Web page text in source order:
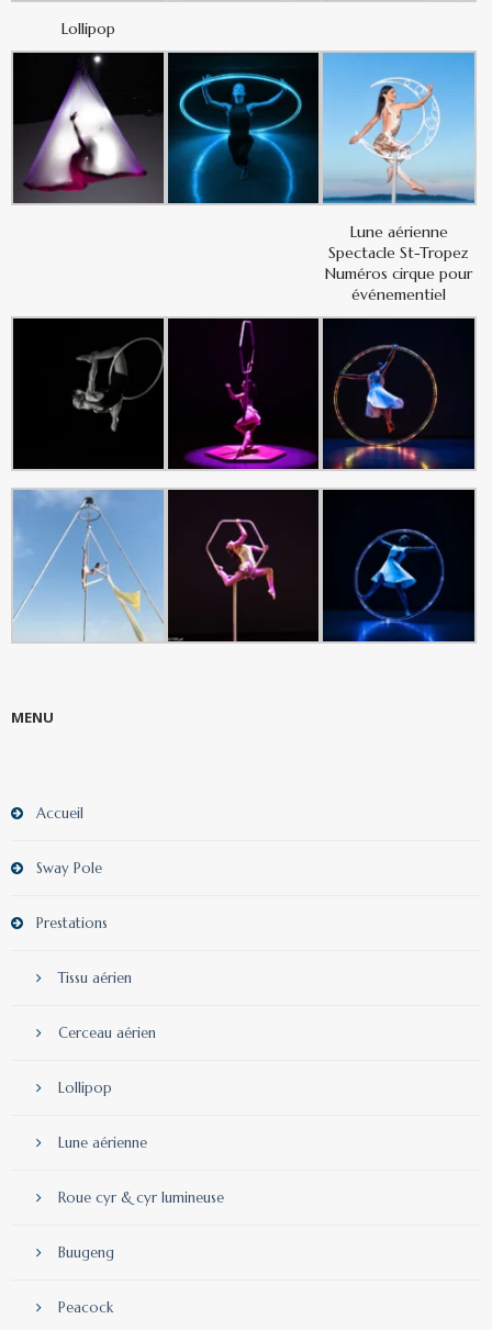
Lollipop
Lune aérienne
Spectacle St-Tropez
Numéros cirque pour
événementiel
MENU
Accueil
Sway Pole
Prestations
Tissu aérien
Cerceau aérien
Lollipop
Lune aérienne
Roue cyr & cyr lumineuse
Buugeng
Peacock